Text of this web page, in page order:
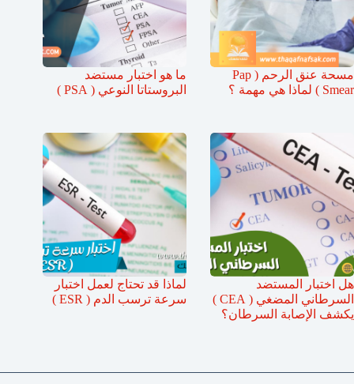
مسحة عنق الرحم ( Pap
Smear ) لماذا هي مهمة ؟
ما هو اختبار مستضد
البروستاتا النوعي ( PSA )
هل اختبار المستضد
السرطاني المضغي ( CEA )
يكشف الإصابة السرطان؟
لماذا قد تحتاج لعمل اختبار
سرعة ترسب الدم ( ESR )